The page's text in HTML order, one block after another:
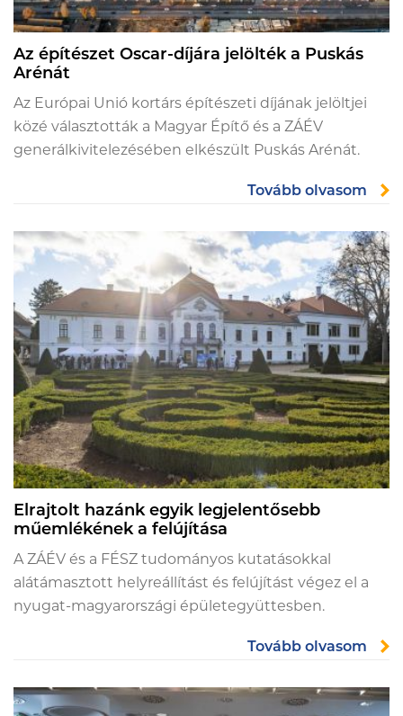
Az építészet Oscar-díjára jelölték a Puskás
Arénát
Az Európai Unió kortárs építészeti díjának jelöltjei
közé választották a Magyar Építő és a ZÁÉV
generálkivitelezésében elkészült Puskás Arénát.
Tovább olvasom
Elrajtolt hazánk egyik legjelentősebb
műemlékének a felújítása
A ZÁÉV és a FÉSZ tudományos kutatásokkal
alátámasztott helyreállítást és felújítást végez el a
nyugat-magyarországi épületegyüttesben.
Tovább olvasom